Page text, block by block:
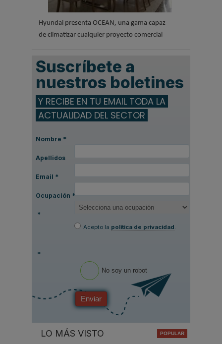
Hyundai presenta OCEAN, una gama capaz
de climatizar cualquier proyecto comercial
Suscríbete a
nuestros boletines
Y RECIBE EN TU EMAIL TODA LA
ACTUALIDAD DEL SECTOR
Nombre *
Apellidos
Email *
Ocupación *
*
Acepto la política de privacidad.
*
No soy un robot
Enviar
LO MÁS VISTO